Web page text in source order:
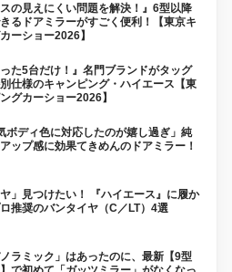
スの見えにくい問題を解決！』6型以降
るドアミラーがすごく便利！【東京キ
ーショー2026】
った5台だけ！』名門ブランドがタッグ
仕様のキャンピング・ハイエース【東
グカーショー2026】
ボディ色に対応したのが嬉し過ぎ」純
ップ感に効果てきめんのドアミラー！
ヤ」見つけたい！ 『ハイエース』に履か
推奨のバンタイヤ（C／LT）4選
ラミック」はあったのに、最新【9型